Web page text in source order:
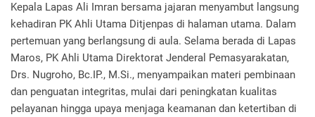
Kepala Lapas Ali Imran bersama jajaran menyambut langsung
kehadiran PK Ahli Utama Ditjenpas di halaman utama. Dalam
pertemuan yang berlangsung di aula. Selama berada di Lapas
Maros, PK Ahli Utama Direktorat Jenderal Pemasyarakatan,
Drs. Nugroho, Bc.IP., M.Si., menyampaikan materi pembinaan
dan penguatan integritas, mulai dari peningkatan kualitas
pelayanan hingga upaya menjaga keamanan dan ketertiban di